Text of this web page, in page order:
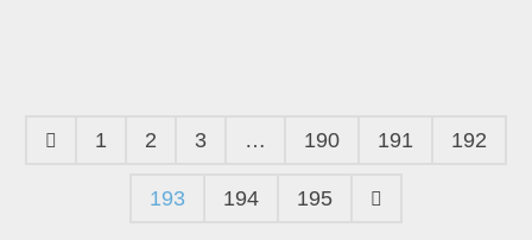
1 2 3 … 190 191 192
193 194 195